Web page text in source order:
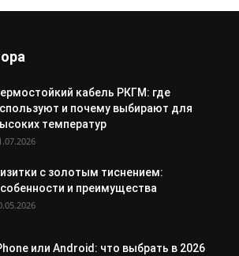
кабель РКГМ: где
и почему выбирают для
температур
с золотым тиснением:
и преимущества
или Android: что выбрать в 2026